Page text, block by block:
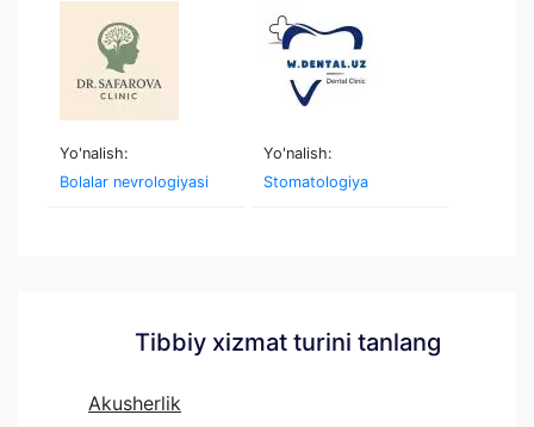
Yo'nalish:
Bolalar nevrologiyasi
Yo'nalish:
Stomatologiya
Tibbiy xizmat turini tanlang
Akusherlik